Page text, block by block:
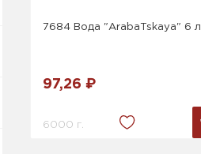
7684 Вода "ArabaTskaya" 6 л
97,26 ₽
6000 г.